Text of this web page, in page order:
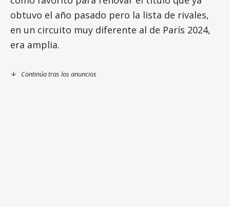
obtuvo el año pasado pero la lista de rivales,
en un circuito muy diferente al de París 2024,
era amplia.
Continúa tras los anuncios